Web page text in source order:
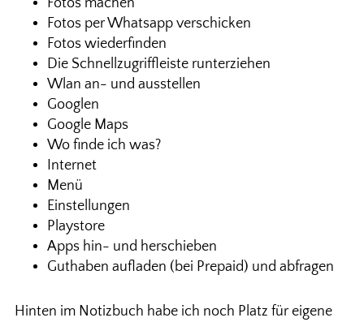
Fotos machen
Fotos per Whatsapp verschicken
Fotos wiederfinden
Die Schnellzugriffleiste runterziehen
Wlan an- und ausstellen
Googlen
Google Maps
Wo finde ich was?
Internet
Menü
Einstellungen
Playstore
Apps hin- und herschieben
Guthaben aufladen (bei Prepaid) und abfragen
Hinten im Notizbuch habe ich noch Platz für eigene